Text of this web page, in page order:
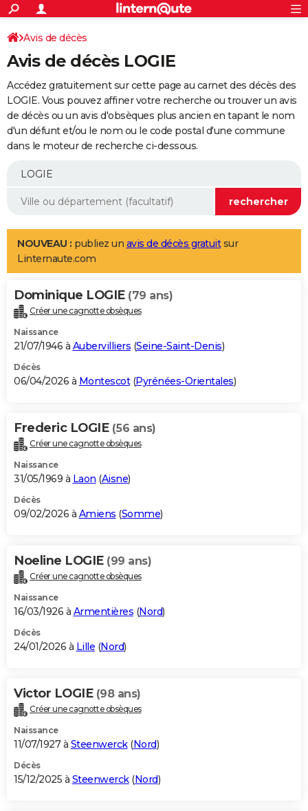
ACTUALITÉS
Politique
Société
Faits Divers
Education
Monde
Villes
+
SPORT
Coupe du monde 2026
Football
Tennis
Cyclisme
Rugby
Forum
Programme TV
TNTStreaming
Cinéma
Sorties cinéma
Musique
+
FINANCE
Retraite
Impôts
Epargne
Immobilier
Risques naturels par ville
Banque
Assurance
Crédit
AUTO
Essais
Réserver un essai
Citadines
Berlines
SUV
Forum auto
+
Mobiles
Meilleur smartphone
Internet
Ordinateurs
Jeux vidéo
Guide high-tech
Aménagement intérieur
LIFESTYLE
Art de vivre
Bien-être
Loisirs
Mode
Modes de vie
Alimentation
Guide de la santé
Maladies
Médicaments
Sommeil
VOYAGE
Destinations
City break
Voyage nature
Voyage de noces
Forum
Climat
+PHOTO
GUIDES D'ACHAT
BONS PLANS
Carte de Noël
Carte Bonne année
Carte Saint-Valentin
Carte Pâques
Carte d'anniversaire
DICTIONNAIRE
Dictionnaire
Biographies
Citations
Expressions
Proverbes
PROGRAMME TV
S'inscrire
Se connecter
Lycées
Collèges
Primaires
Universités
Entreprises
Service militaire
Avis de recherche
AVIS DE DÉCÈS
Bricolage
Lifestyle
Culture
Sport
Auto
Television
Voyage
Cinema
Avis de décès
Avis de décès LOGIE
Accédez gratuitement sur cette page au carnet des décès des
LOGIE. Vous pouvez affiner votre recherche ou trouver un avis
de décès ou un avis d'obsèques plus ancien en tapant le nom
d'un défunt et/ou le nom ou le code postal d'une commune
dans le moteur de recherche ci-dessous.
NOUVEAU : publiez un avis de décès gratuitsur
Linternaute.com
Dominique LOGIE (79 ans)
Créer une cagnotte obsèques
Naissance
21/07/1946 à Aubervilliers (Seine-Saint-Denis)
Décès
06/04/2026 à Montescot(Pyrénées-Orientales)
Frederic LOGIE (56 ans)
Créer une cagnotte obsèques
Naissance
31/05/1969 à Laon (Aisne)
Décès
09/02/2026 à Amiens (Somme)
Noeline LOGIE (99 ans)
Créer une cagnotte obsèques
Naissance
16/03/1926 à Armentières (Nord)
Décès
24/01/2026 à Lille (Nord)
Victor LOGIE (98 ans)
Créer une cagnotte obsèques
Naissance
11/07/1927 à Steenwerck(Nord)
Décès
15/12/2025 à Steenwerck(Nord)